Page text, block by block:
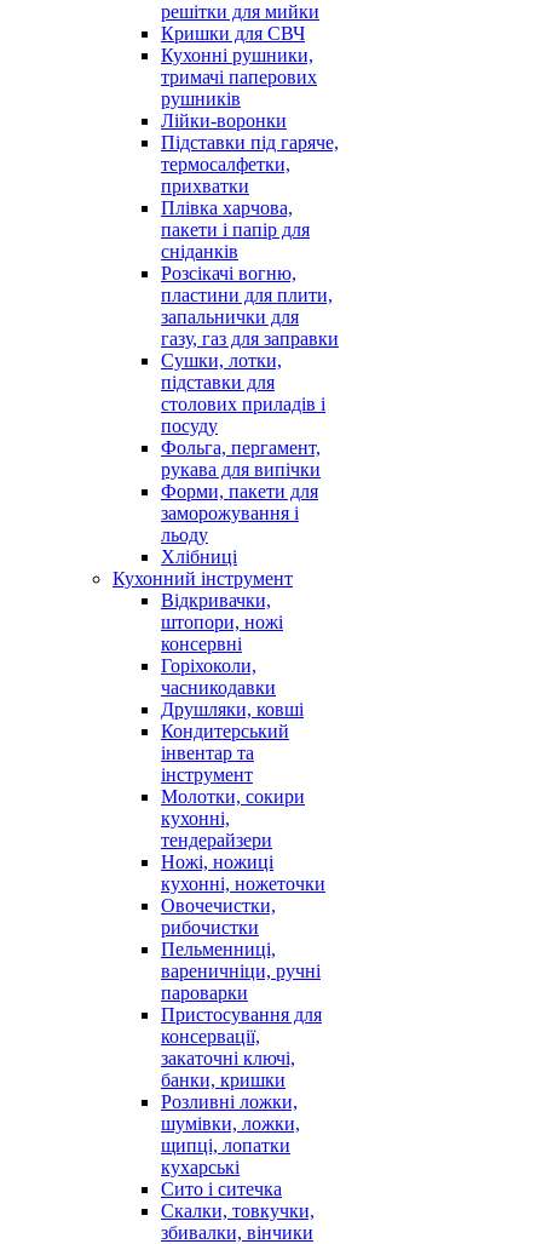
решітки для мийки
Кришки для СВЧ
Кухонні рушники,
тримачі паперових
рушників
Лійки-воронки
Підставки під гаряче,
термосалфетки,
прихватки
Плівка харчова,
пакети і папір для
сніданків
Розсікачі вогню,
пластини для плити,
запальнички для
газу, газ для заправки
Сушки, лотки,
підставки для
столових приладів і
посуду
Фольга, пергамент,
рукава для випічки
Форми, пакети для
заморожування і
льоду
Хлібниці
Кухонний інструмент
Відкривачки,
штопори, ножі
консервні
Горіхоколи,
часникодавки
Друшляки, ковші
Кондитерський
інвентар та
інструмент
Молотки, сокири
кухонні,
тендерайзери
Ножі, ножиці
кухонні, ножеточки
Овочечистки,
рибочистки
Пельменниці,
вареничніци, ручні
пароварки
Пристосування для
консервації,
закаточні ключі,
банки, кришки
Розливні ложки,
шумівки, ложки,
щипці, лопатки
кухарські
Сито і ситечка
Скалки, товкучки,
збивалки, вінчики